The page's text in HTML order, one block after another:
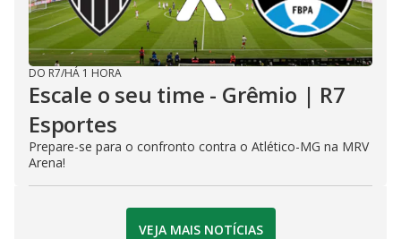
DO R7/HÁ 1 HORA
Escale o seu time - Grêmio | R7
Esportes
Prepare-se para o confronto contra o Atlético-MG na MRV
Arena!
VEJA MAIS NOTÍCIAS